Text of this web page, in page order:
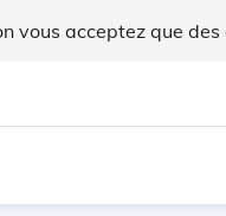
vous acceptez que